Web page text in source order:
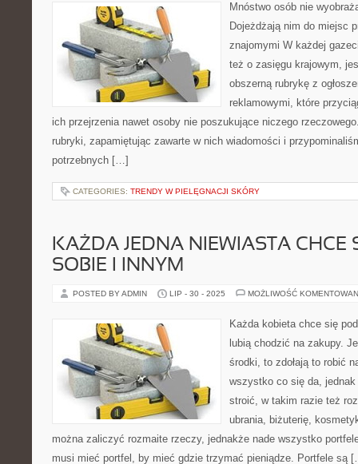
Mnóstwo osób nie
Dojeżdżają nim do miejsc
znajomymi W każdej
też o zasięgu krajowym,
obszerną rubrykę z
reklamowymi, które
ich przejrzenia nawet osoby nie poszukujące niczego
rubryki, zapamiętując zawarte w nich wiadomości i
potrzebnych […]
CATEGORIES: TRENDY W PIELĘGNACJI SKÓRY
KAŻDA JEDNA NIEWIASTA CHCE
SOBIE I INNYM
POSTED BY ADMIN LIP - 30 - 2025 MOŻLIWOŚĆ
Każda kobieta chce się
lubią chodzić na zakupy.
środki, to zdołają to robić
wszystko co się da,
stroić, w takim razie też
ubrania, biżuterię,
można zaliczyć rozmaite rzeczy, jednakże nade wszystko
musi mieć portfel, by mieć gdzie trzymać pieniądze. Portfele są